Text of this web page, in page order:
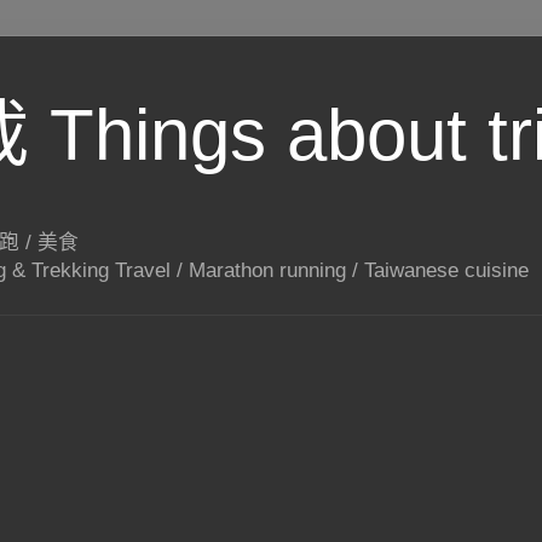
Things about
/ 美食
& Trekking Travel / Marathon running / Taiwanese cuisine